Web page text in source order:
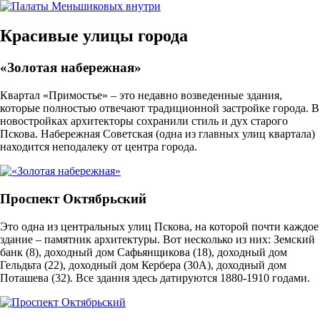
Красивые улицы города
«Золотая набережная»
Квартал «Примостье» – это недавно возведенные здания,
которые полностью отвечают традиционной застройке города. В
новостройках архитекторы сохранили стиль и дух старого
Пскова. Набережная Советская (одна из главных улиц квартала)
находится неподалеку от центра города.
Проспект Октябрьский
Это одна из центральных улиц Пскова, на которой почти каждое
здание – памятник архитектуры. Вот несколько из них: Земский
банк (8), доходный дом Сафьянщикова (18), доходный дом
Гельдьта (22), доходный дом Кербера (30А), доходный дом
Поташева (32). Все здания здесь датируются 1880-1910 годами.